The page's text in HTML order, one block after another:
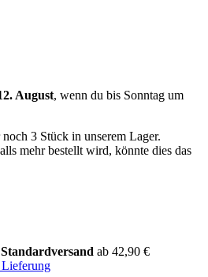
August, wenn du bis Sonntag um
3 Stück in unserem Lager.
mehr bestellt wird, könnte dies das
ab 42,90 €